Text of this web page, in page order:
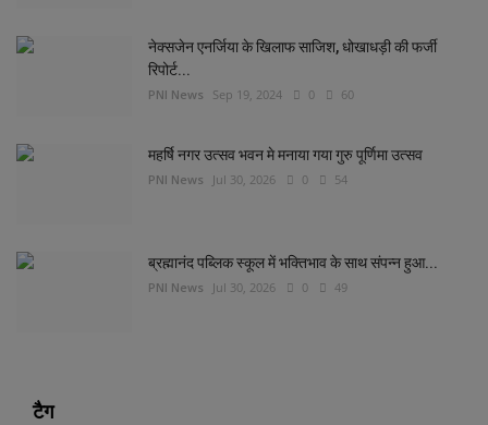
नेक्सजेन एनर्जिया के खिलाफ साजिश, धोखाधड़ी की फर्जी
रिपोर्ट...
PNI News Sep 19, 2024 0 60
महर्षि नगर उत्सव भवन मे मनाया गया गुरु पूर्णिमा उत्सव
PNI News Jul 30, 2026 0 54
ब्रह्मानंद पब्लिक स्कूल में भक्तिभाव के साथ संपन्न हुआ...
PNI News Jul 30, 2026 0 49
टैग